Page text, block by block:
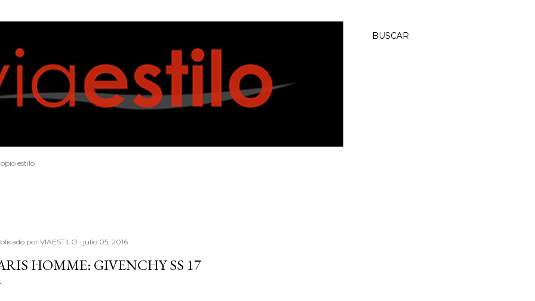
BUSCAR
estilo
por VIAESTILO julio 05, 2016
HOMME: GIVENCHY SS 17